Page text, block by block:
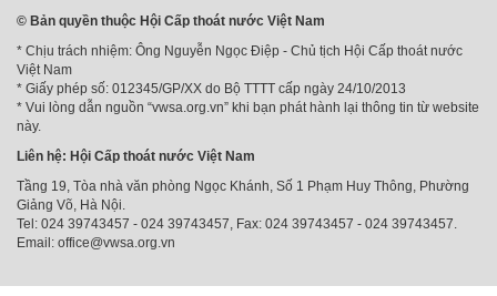
© Bản quyền thuộc Hội Cấp thoát nước Việt Nam
* Chịu trách nhiệm: Ông Nguyễn Ngọc Điệp - Chủ tịch Hội Cấp thoát nước
Việt Nam
* Giấy phép số: 012345/GP/XX do Bộ TTTT cấp ngày 24/10/2013
* Vui lòng dẫn nguồn “vwsa.org.vn” khi bạn phát hành lại thông tin từ website
này.
Liên hệ: Hội Cấp thoát nước Việt Nam
Tầng 19, Tòa nhà văn phòng Ngọc Khánh, Số 1 Phạm Huy Thông, Phường
Giảng Võ, Hà Nội.
Tel: 024 39743457 - 024 39743457, Fax: 024 39743457 - 024 39743457.
Email: office@vwsa.org.vn